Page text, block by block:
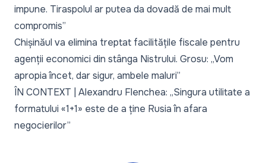
impune. Tiraspolul ar putea da dovadă de mai mult
compromis”
Chișinăul va elimina treptat facilitățile fiscale pentru
agenții economici din stânga Nistrului. Grosu: „Vom
apropia încet, dar sigur, ambele maluri”
ÎN CONTEXT | Alexandru Flenchea: „Singura utilitate a
formatului «1+1» este de a ține Rusia în afara
negocierilor”